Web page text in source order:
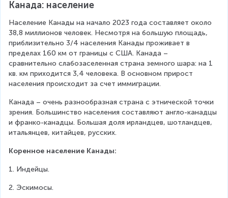
Канада: население
Население Канады на начало 2023 года составляет около
38,8 миллионов человек. Несмотря на большую площадь,
приблизительно 3/4 населения Канады проживает в
пределах 160 км от границы с США. Канада –
сравнительно слабозаселенная страна земного шара: на 1
кв. км приходится 3,4 человека. В основном прирост
населения происходит за счет иммиграции.
Канада – очень разнообразная страна с этнической точки
зрения. Большинство населения составляют англо-канадцы
и франко-канадцы. Большая доля ирландцев, шотландцев,
итальянцев, китайцев, русских.
Коренное население Канады:
1. Индейцы.
2. Эскимосы.